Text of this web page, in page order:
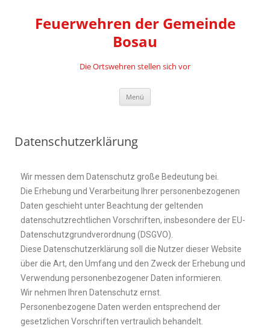
Feuerwehren der Gemeinde
Bosau
Die Ortswehren stellen sich vor
Menü
Datenschutzerklärung
Wir messen dem Datenschutz große Bedeutung bei.
Die Erhebung und Verarbeitung Ihrer personenbezogenen
Daten geschieht unter Beachtung der geltenden
datenschutzrechtlichen Vorschriften, insbesondere der EU-
Datenschutzgrundverordnung (DSGVO).
Diese Datenschutzerklärung soll die Nutzer dieser Website
über die Art, den Umfang und den Zweck der Erhebung und
Verwendung personenbezogener Daten informieren.
Wir nehmen Ihren Datenschutz ernst.
Personenbezogene Daten werden entsprechend der
gesetzlichen Vorschriften vertraulich behandelt.